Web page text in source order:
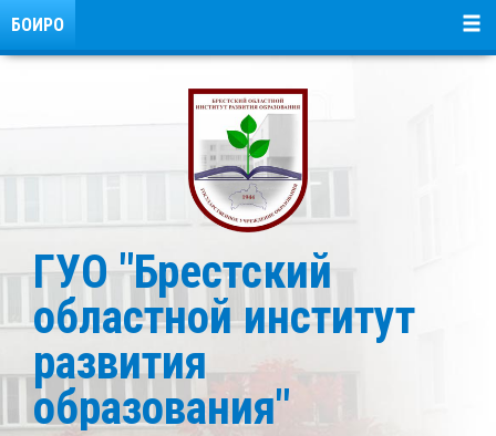
ГУО "Брестский
областной институт
развития
образования"
БОИРО